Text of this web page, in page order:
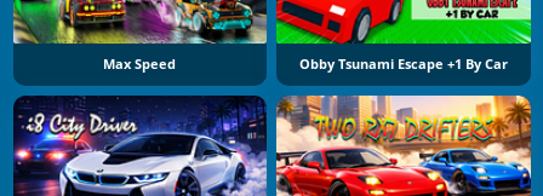
Max Speed Obby Tsunami Escape +1 By Car